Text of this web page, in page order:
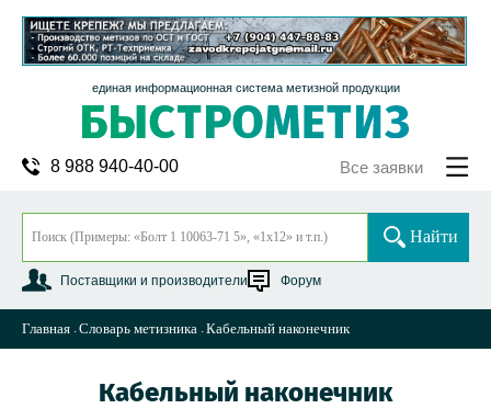
единая информационная система метизной продукции
8 988 940-40-00 Все заявки
Поставщики и производители Форум
Найти
Главная Словарь метизника Кабельный наконечник
Кабельный наконечник